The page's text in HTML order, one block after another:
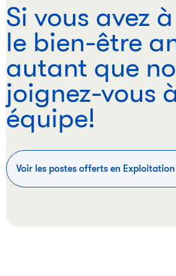
Si vous avez
le bien-être
autant que
joignez-vous
équipe!
Voir les postes offerts en